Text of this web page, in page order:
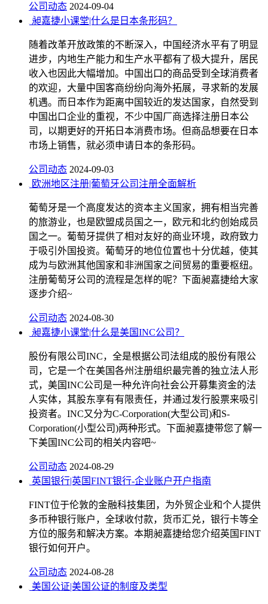
公司动态 2024-09-04
昶嘉捷小课堂|什么是日本条形码？
随着改革开放政策的不断深入，中国经济水平有了明显
进步，内地生产能力和生产水平都有了极大提升，居民
收入也因此大幅增加。中国出口的商品受到全球消费者
的欢迎，大量中国客商纷纷向海外拓展，寻求新的发展
机遇。而日本作为距离中国较近的发达国家，自然受到
中国出口企业的重视，不少中国厂商选择注册日本公
司，以期更好的开拓日本消费市场。但商品想要在日本
市场上销售，就必须申请日本的条形码。
公司动态 2024-09-03
欧洲地区注册|葡萄牙公司注册全面解析
葡萄牙是一个高度发达的资本主义国家，拥有相当完善
的旅游业，也是欧盟成员国之一，欧元和北约创始成员
国之一。葡萄牙提供了相对友好的商业环境，政府致力
于吸引外国投资。葡萄牙的地位位置也十分优越，使其
成为与欧洲其他国家和非洲国家之间贸易的重要枢纽。
注册葡萄牙公司的流程是怎样的呢？下面昶嘉捷给大家
逐步介绍~
公司动态 2024-08-30
昶嘉捷小课堂|什么是美国INC公司？
股份有限公司INC，全是根据公司法组成的股份有限公
司，它是一个在美国各州注册组织最完善的独立法人形
式，美国INC公司是一种允许向社会公开募集资金的法
人实体，其股东享有有限责任，并通过发行股票来吸引
投资者。INC又分为C-Corporation(大型公司)和S-
Corporation(小型公司)两种形式。下面昶嘉捷带您了解一
下美国INC公司的相关内容吧~
公司动态 2024-08-29
英国银行|英国FINT银行-企业账户开户指南
FINT位于伦敦的⾦融科技集团，为外贸企业和个⼈提供
多币种银⾏账⼾，全球收付款，货币汇兑，银⾏卡等全
⽅位的服务和解决⽅案。本期昶嘉捷给您介绍英国FINT
银行如何开户。
公司动态 2024-08-28
美国公证|美国公证的制度及类型